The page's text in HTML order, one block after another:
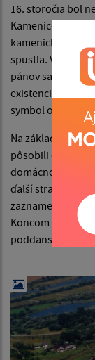
16. storočia bol
Kamenice,
kamenického
spustla. V prvej
pánov sa usadili
existencia z roku
symbol obce -
Na základe
pôsobili do
domácnosti
ďalší stratili pôdu
zaznamenáva 12
Koncom 16.
poddanským